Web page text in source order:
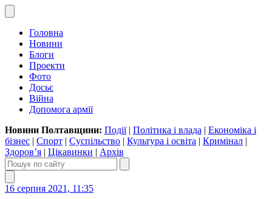
Головна
Новини
Блоги
Проекти
Фото
Досьє
Війна
Допомога армії
Новини Полтавщини: Події| Політика і влада | Економіка і
бізнес | Спорт | Суспільство | Культура і освіта | Кримінал |
Здоров’я | Цікавинки | Архів
16 серпня 2021, 11:35